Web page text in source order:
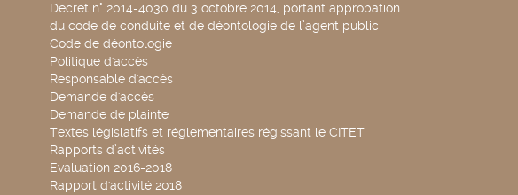
Décret n° 2014-4030 du 3 octobre 2014, portant approbation
du code de conduite et de déontologie de l’agent public
Code de déontologie
Politique d'accès
Responsable d'accès
Demande d'accès
Demande de plainte
Textes législatifs et réglementaires régissant le CITET
Rapports d’activités
Evaluation 2016-2018
Rapport d'activité 2018